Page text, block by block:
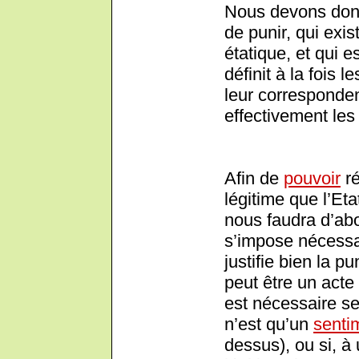
Nous devons
de punir, qui
étatique, et qui
définit à la fois
leur
effectivement
Afin de pouvoir
légitime que
nous faudra
s’impose
justifie bien la
peut être un
est nécessaire
n’est qu’un
dessus), ou si, à